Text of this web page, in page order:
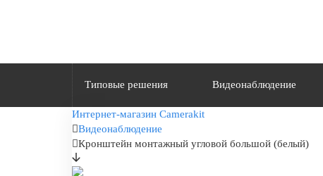
Типовые решения Видеонаблюдение
Интернет-магазин Camerakit
Видеонаблюдение
Кронштейн монтажный угловой большой (белый)